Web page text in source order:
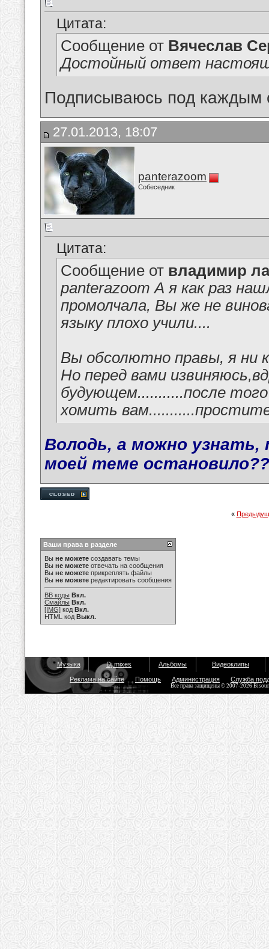
Цитата:
Сообщение от Вячеслав
Достойный ответ
Подписываюсь под каждым
27.01.2013, 18:07
panterazoom
Собеседник
Цитата:
Сообщение от владимир
panterazoom А я как раз
промолчала, Вы же не
языку плохо учили....
Вы обсолютно правы, я ни
Но перед вами
будующем...........после
хомить
Володь, а можно узнать,
моей теме
«
Ваши права в разделе
Вы не можете создавать темы
Вы не можете отвечать на сообщения
Вы не можете прикреплять файлы
Вы не можете редактировать сообщения
BB коды Вкл.
Смайлы Вкл.
[IMG] код Вкл.
HTML код Выкл.
Музыка Dj mixes Альбомы Видеоклипы
Реклама на сайте Помощь Администрация Служба
Все права защищены © 2007-2026